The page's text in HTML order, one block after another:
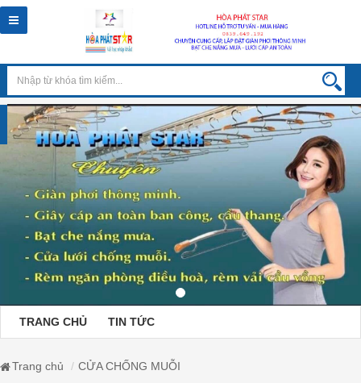
Toggle
navigation
TRANG CHỦ TIN TỨC
Trang chủ CỬA CHỐNG MUỖI